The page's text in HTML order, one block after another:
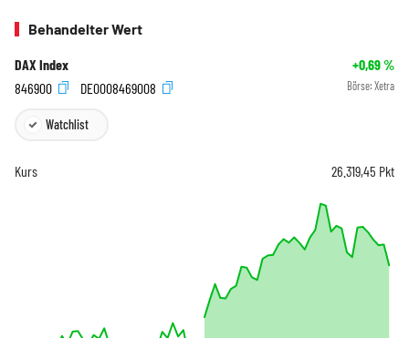
Behandelter Wert
DAX Index +0,69%
846900
DE0008469008 Börse: Xetra
Watchlist
Kurs 26.319,45 Pkt